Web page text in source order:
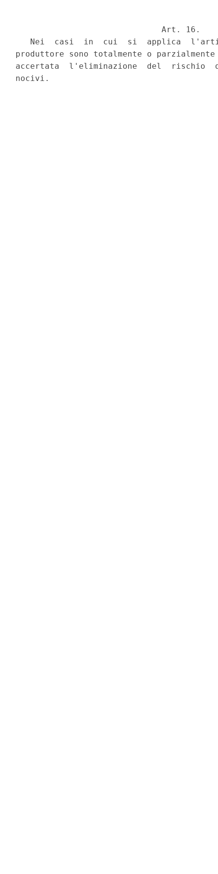
                              Art. 16.
Nei  casi  in  cui  si  applica
produttore sono totalmente o
accertata  l'eliminazione  del  rischio